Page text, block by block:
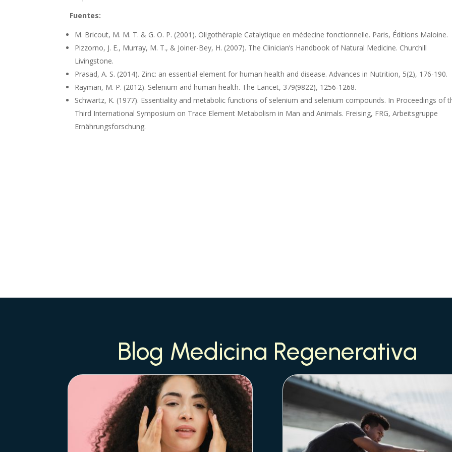
Fuentes:
M. Bricout, M. M. T. & G. O. P. (2001). Oligothérapie Catalytique en médecine fonctionnelle. Paris, Éditions Maloine.
Pizzorno, J. E., Murray, M. T., & Joiner-Bey, H. (2007). The Clinician’s Handbook of Natural Medicine. Churchill
Livingstone.
Prasad, A. S. (2014). Zinc: an essential element for human health and disease. Advances in Nutrition, 5(2), 176-190.
Rayman, M. P. (2012). Selenium and human health. The Lancet, 379(9822), 1256-1268.
Schwartz, K. (1977). Essentiality and metabolic functions of selenium and selenium compounds. In Proceedings of
Third International Symposium on Trace Element Metabolism in Man and Animals. Freising, FRG, Arbeitsgruppe
Ernährungsforschung.
Blog Medicina Regenerativa